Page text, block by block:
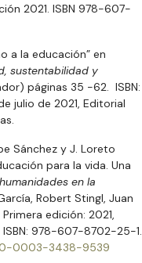
2021. ISBN 978-607-
a la educación” en
sustentabilidad y
páginas 35 -62. ISBN:
julio de 2021, Editorial
Sánchez y J. Loreto
para la vida. Una
en la
Robert Stingl, Juan
edición: 2021,
ISBN: 978-607-8702-25-1.
0003-3438-9539